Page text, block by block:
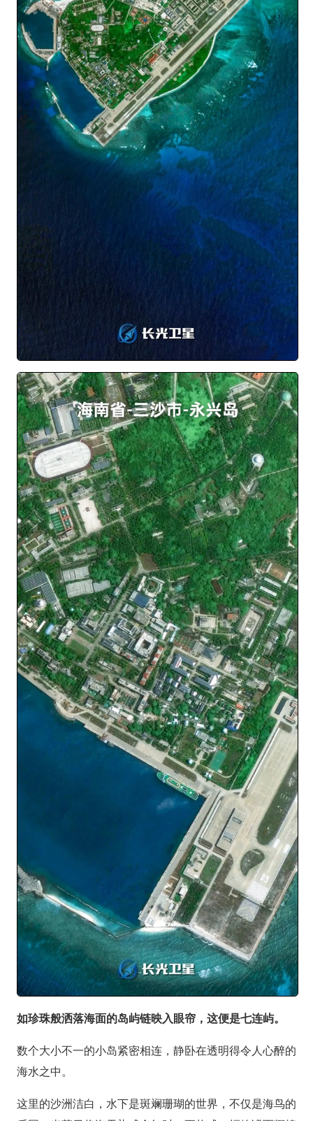
如珍珠般洒落海面的岛屿链映入眼帘，这便是七连屿。
数个大小不一的小岛紧密相连，静卧在透明得令人心醉的
海水之中。
这里的沙洲洁白，水下是斑斓珊瑚的世界，不仅是海鸟的